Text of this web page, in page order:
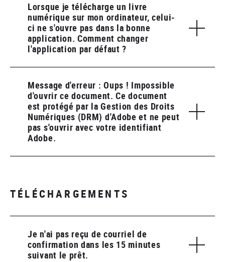
Lorsque je télécharge un livre
numérique sur mon ordinateur, celui-
ci ne s'ouvre pas dans la bonne
application. Comment changer
l'application par défaut ?
Message d'erreur : Oups ! Impossible
d'ouvrir ce document. Ce document
est protégé par la Gestion des Droits
Numériques (DRM) d'Adobe et ne peut
pas s'ouvrir avec votre identifiant
Adobe.
TÉLÉCHARGEMENTS
Je n'ai pas reçu de courriel de
confirmation dans les 15 minutes
suivant le prêt.